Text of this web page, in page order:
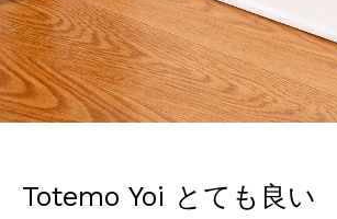
Totemo Yoi とても良い